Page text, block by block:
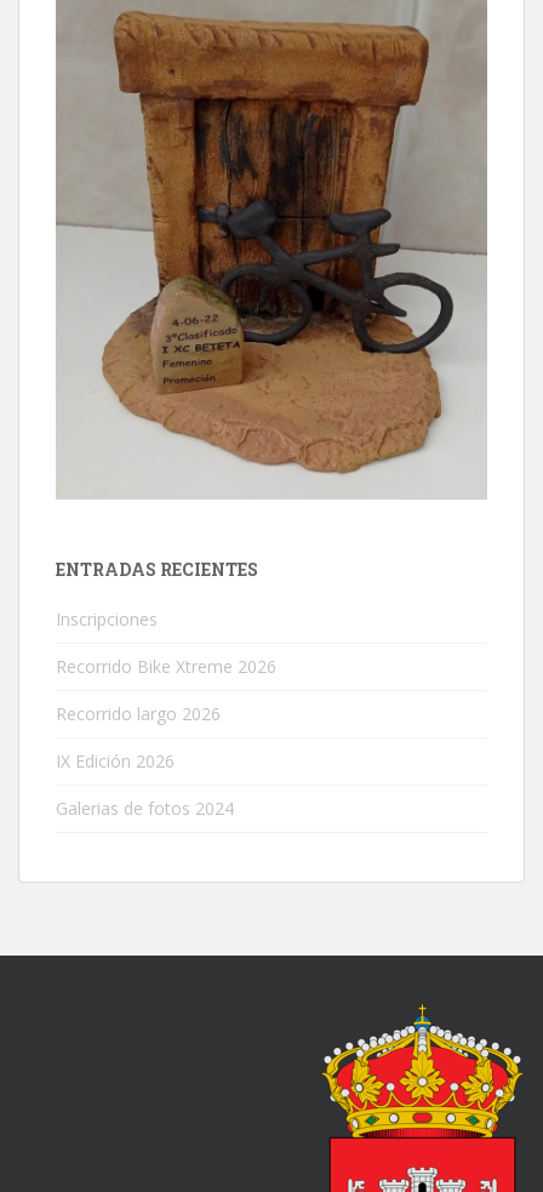
ENTRADAS RECIENTES
Inscripciones
Recorrido Bike Xtreme 2026
Recorrido largo 2026
IX Edición 2026
Galerias de fotos 2024